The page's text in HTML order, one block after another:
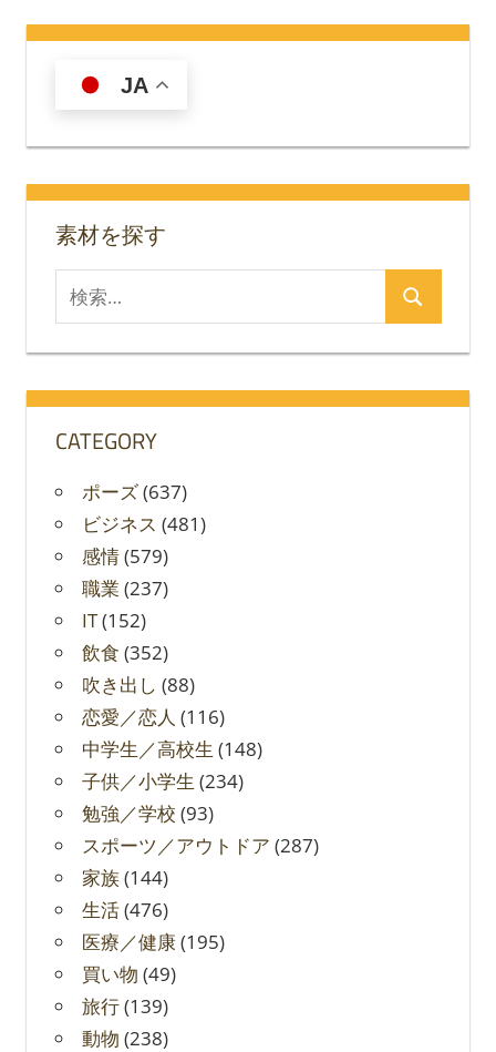
ビ
ゲ
ー
シ
ョ
ン
JA
素材を探す
索
対
検
CATEGORY
ポーズ(637)
ビジネス (481)
感情(579)
職業 (237)
IT(152)
飲食 (352)
吹き出し (88)
恋愛／恋人 (116)
中学生／高校生 (148)
子供／小学生 (234)
勉強／学校 (93)
スポーツ／アウトドア (287)
家族(144)
生活(476)
医療／健康(195)
買い物 (49)
旅行(139)
動物 (238)